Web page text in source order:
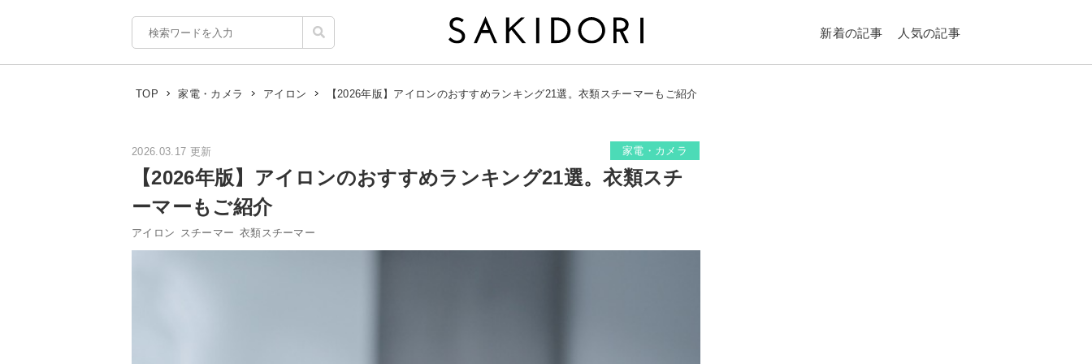
新着の記事 人気の記事
TOP 家電・カメラ アイロン 【2026年版】アイロンのおすすめランキング21選。衣類スチーマーもご紹介
2026.03.17 更新 家電・カメラ
【2026年版】アイロンのおすすめランキング21選。衣類スチ
ーマーもご紹介
アイロン スチーマー 衣類スチーマー